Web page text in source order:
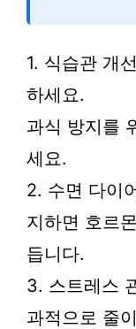
1. 식습관 개
하세요.
과식 방지를
세요.
2. 수면 다이
지하면 호르
듭니다.
3. 스트레스
과적으로 줄